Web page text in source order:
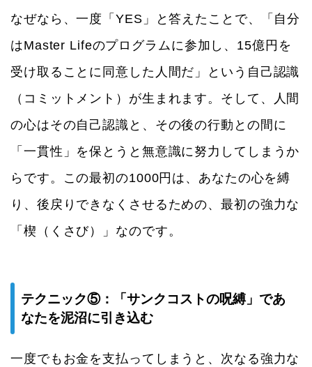
なぜなら、一度「YES」と答えたことで、「自分
はMaster Lifeのプログラムに参加し、15億円を
受け取ることに同意した人間だ」という自己認識
（コミットメント）が生まれます。そして、人間
の心はその自己認識と、その後の行動との間に
「一貫性」を保とうと無意識に努力してしまうか
らです。この最初の1000円は、あなたの心を縛
り、後戻りできなくさせるための、最初の強力な
「楔（くさび）」なのです。
テクニック⑤：「サンクコストの呪縛」であ
なたを泥沼に引き込む
一度でもお金を支払ってしまうと、次なる強力な